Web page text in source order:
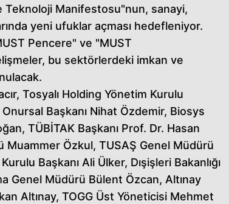
Teknoloji Manifestosu"nun, sanayi,
yeni ufuklar açması hedefleniyor.
Pencere" ve "MUST
bu sektörlerdeki imkan ve
Tosyalı Holding Yönetim Kurulu
Başkanı Nihat Özdemir, Biosys
TÜBİTAK Başkanı Prof. Dr. Hasan
Özkul, TUSAŞ Genel Müdürü
Başkanı Ali Ülker, Dışişleri Bakanlığı
Genel Müdürü Bülent Özcan, Altınay
Altınay, TOGG Üst Yöneticisi Mehmet